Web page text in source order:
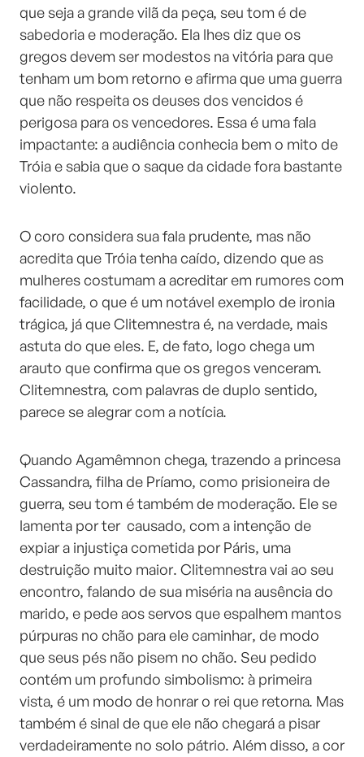
que seja a grande vilã da peça, seu tom é de
sabedoria e moderação. Ela lhes diz que os
gregos devem ser modestos na vitória para que
tenham um bom retorno e afirma que uma guerra
que não respeita os deuses dos vencidos é
perigosa para os vencedores. Essa é uma fala
impactante: a audiência conhecia bem o mito de
Tróia e sabia que o saque da cidade fora bastante
violento.
O coro considera sua fala prudente, mas não
acredita que Tróia tenha caído, dizendo que as
mulheres costumam a acreditar em rumores com
facilidade, o que é um notável exemplo de ironia
trágica, já que Clitemnestra é, na verdade, mais
astuta do que eles. E, de fato, logo chega um
arauto que confirma que os gregos venceram.
Clitemnestra, com palavras de duplo sentido,
parece se alegrar com a notícia.
Quando Agamêmnon chega, trazendo a princesa
Cassandra, filha de Príamo, como prisioneira de
guerra, seu tom é também de moderação. Ele se
lamenta por ter causado, com a intenção de
expiar a injustiça cometida por Páris, uma
destruição muito maior. Clitemnestra vai ao seu
encontro, falando de sua miséria na ausência do
marido, e pede aos servos que espalhem mantos
púrpuras no chão para ele caminhar, de modo
que seus pés não pisem no chão. Seu pedido
contém um profundo simbolismo: à primeira
vista, é um modo de honrar o rei que retorna. Mas
também é sinal de que ele não chegará a pisar
verdadeiramente no solo pátrio. Além disso, a cor